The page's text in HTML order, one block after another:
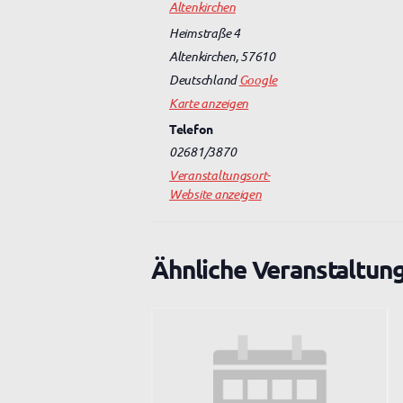
Altenkirchen
Heimstraße 4
Altenkirchen,57610
Deutschland Google
Karte anzeigen
Telefon
02681/3870
Veranstaltungsort-
Website anzeigen
Ähnliche